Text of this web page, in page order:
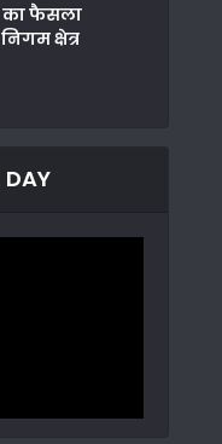
का फैसला
क्षेत्र
DAY